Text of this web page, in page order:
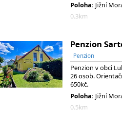
Poloha: Jižní
0.3km
Penzion
Penzion
Penzion v obci
26 osob.
650kč.
Poloha: Jižní
0.5km